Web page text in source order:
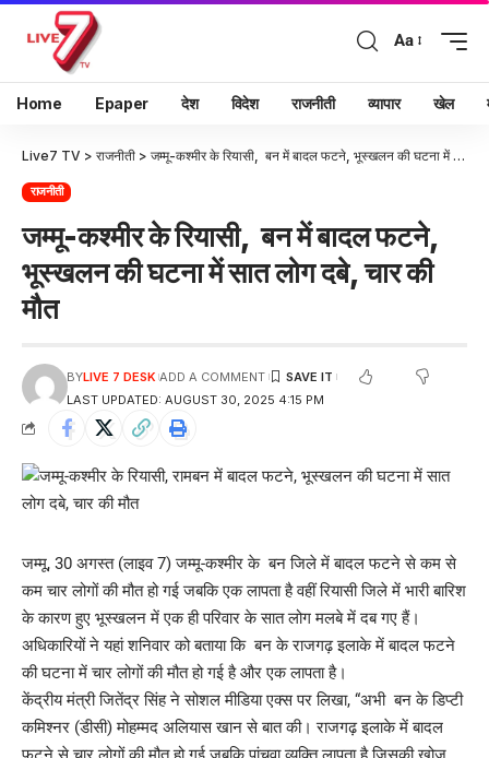
Aa
Home Epaper देश विदेश राजनीती व्यापार खेल
Live7 TV > राजनीती > जम्मू-कश्मीर के रियासी, बन में बादल फटने, भूस्खलन की घटना में सात लोग दबे, चार की मौत
राजनीती
जम्मू-कश्मीर के रियासी, बन में बादल फटने,
भूस्खलन की घटना में सात लोग दबे, चार की
मौत
LAST UPDATED: AUGUST 30, 2025 4:15 PM
BYLIVE 7 DESK ADD A COMMENT
जम्मू, 30 अगस्त (लाइव 7) जम्मू-कश्मीर के बन जिले में बादल फटने से कम से
कम चार लोगों की मौत हो गई जबकि एक लापता है वहीं रियासी जिले में भारी बारिश
के कारण हुए भूस्खलन में एक ही परिवार के सात लोग मलबे में दब गए हैं।
अधिकारियों ने यहां शनिवार को बताया कि बन के राजगढ़ इलाके में बादल फटने
की घटना में चार लोगों की मौत हो गई है और एक लापता है।
केंद्रीय मंत्री जितेंद्र सिंह ने सोशल मीडिया एक्स पर लिखा, “अभी बन के डिप्टी
कमिश्नर (डीसी) मोहम्मद अलियास खान से बात की। राजगढ़ इलाके में बादल